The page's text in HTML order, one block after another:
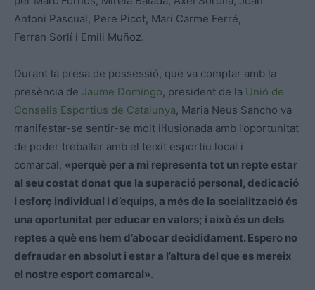
Antoni Pascual, Pere Picot, Mari Carme Ferré,
Ferran Sorlí i Emili Muñoz.
Durant la presa de possessió, que va comptar amb la
presència de Jaume Domingo, president de la Unió de
Consells Esportius de Catalunya, Maria Neus Sancho va
manifestar-se sentir-se molt il·lusionada amb l’oportunitat
de poder treballar amb el teixit esportiu local i
comarcal, «perquè per a mi representa tot un repte estar
al seu costat donat que la superació personal, dedicació
i esforç individual i d’equips, a més de la socialització és
una oportunitat per educar en valors; i això és un dels
reptes a què ens hem d’abocar decididament. Espero no
defraudar en absolut i estar a l’altura del que es mereix
el nostre esport comarcal».